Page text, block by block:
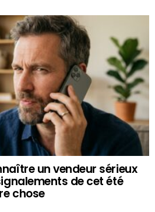
un vendeur sérieux
de cet été
chose